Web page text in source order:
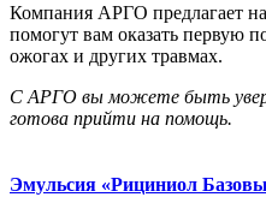
Компания АРГО предлагает
помогут вам оказать первую
ожогах и других травмах.
С АРГО вы можете быть
готова прийти на помощь.
Эмульсия «Рициниол